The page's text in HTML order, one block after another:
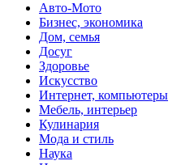
Авто-Мото
Бизнес, экономика
Дом, семья
Досуг
Здоровье
Искусство
Интернет, компьютеры
Мебель, интерьер
Кулинария
Мода и стиль
Наука